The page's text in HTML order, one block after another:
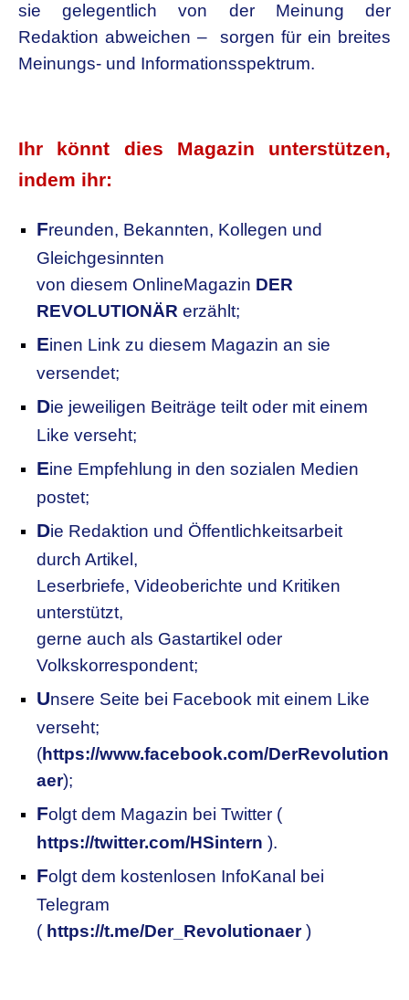
sie gelegentlich von der Meinung der
Redaktion abweichen – sorgen für ein breites
Meinungs- und Informationsspektrum.
Ihr könnt dies Magazin unterstützen,
indem ihr:
Freunden, Bekannten, Kollegen und
Gleichgesinnten
von diesem OnlineMagazin DER
REVOLUTIONÄR erzählt;
Einen Link zu diesem Magazin an sie
versendet;
Die jeweiligen Beiträge teilt oder mit einem
Like verseht;
Eine Empfehlung in den sozialen Medien
postet;
Die Redaktion und Öffentlichkeitsarbeit
durch Artikel,
Leserbriefe, Videoberichte und Kritiken
unterstützt,
gerne auch als Gastartikel oder
Volkskorrespondent;
Unsere Seite bei Facebook mit einem Like
verseht;
(https://www.facebook.com/DerRevolution
aer);
Folgt dem Magazin bei Twitter (
https://twitter.com/HSintern ).
Folgt dem kostenlosen InfoKanal bei
Telegram
( https://t.me/Der_Revolutionaer)